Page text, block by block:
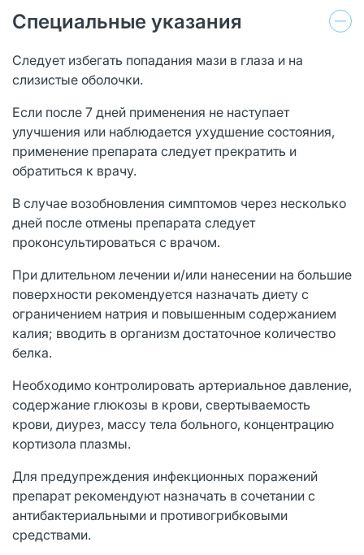
Специальные указания
Следует избегать попадания мази в глаза и на
слизистые оболочки.
Если после 7 дней применения не наступает
улучшения или наблюдается ухудшение состояния,
применение препарата следует прекратить и
обратиться к врачу.
В случае возобновления симптомов через несколько
дней после отмены препарата следует
проконсультироваться с врачом.
При длительном лечении и/или нанесении на большие
поверхности рекомендуется назначать диету с
ограничением натрия и повышенным содержанием
калия; вводить в организм достаточное количество
белка.
Необходимо контролировать артериальное давление,
содержание глюкозы в крови, свертываемость
крови, диурез, массу тела больного, концентрацию
кортизола плазмы.
Для предупреждения инфекционных поражений
препарат рекомендуют назначать в сочетании с
антибактериальными и противогрибковыми
средствами.